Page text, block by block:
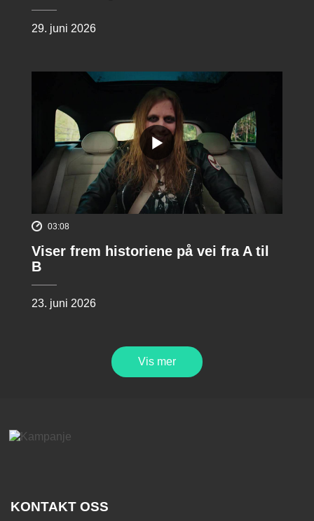
29. juni 2026
03:08
Viser frem historiene på vei fra A til
B
23. juni 2026
Vis mer
KONTAKT OSS